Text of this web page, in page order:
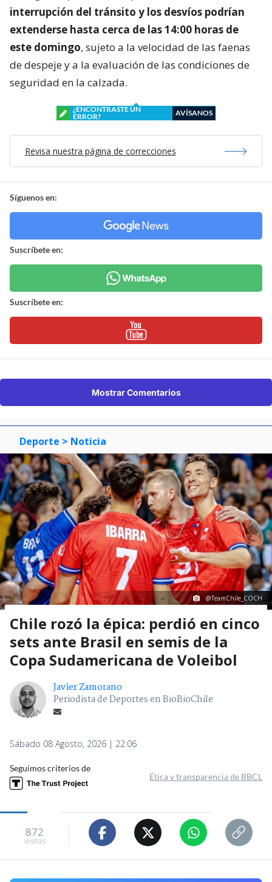
interrupción del tránsito y los desvíos podrían
extenderse hasta cerca de las 14:00 horas de
este domingo, sujeto a la velocidad de las faenas
de despeje y a la evaluación de las condiciones de
seguridad en la calzada.
¿ENCONTRASTE UN
ERROR?
AVÍSANOS
Revisa nuestra página de correcciones
Síguenos en:
Suscríbete en:
Suscríbete en:
Mostrar Comentarios
Deporte > Noticia
@TeamChile_COCH
Chile rozó la épica: perdió en cinco
sets ante Brasil en semis de la
Copa Sudamericana de Voleibol
Javier Zamorano
Periodista de Deportes en BioBioChile
Sábado 08 Agosto, 2026 | 22:06
Seguimos criterios de
Ética y transparencia de BBCL
872
visitas